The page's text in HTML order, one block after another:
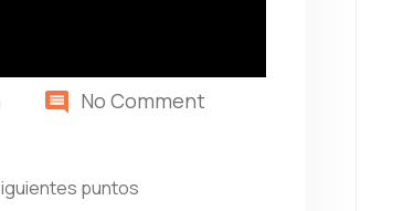
No Comment
puntos